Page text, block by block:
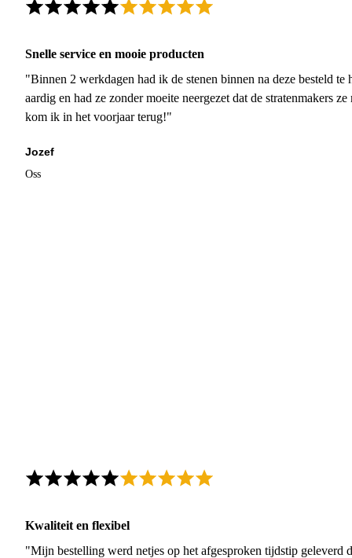
Snelle service en mooie producten
"Binnen 2 werkdagen had ik de stenen binnen na deze besteld
aardig en had ze zonder moeite neergezet dat de stratenmakers
kom ik in het voorjaar terug!"
Jozef
Oss
Kwaliteit en flexibel
"Mijn bestelling werd netjes op het afgesproken tijdstip geleverd